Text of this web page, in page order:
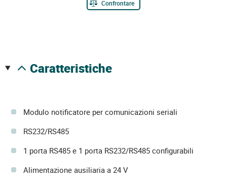
Confrontare
caratteristiche
Modulo notificatore per comunicazioni seriali
RS232/RS485
1 porta RS485 e 1 porta RS232/RS485 configurabili
Alimentazione ausiliaria a 24 V